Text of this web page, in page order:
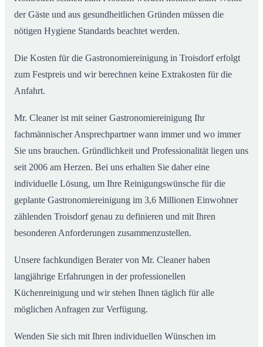
der Gäste und aus gesundheitlichen Gründen müssen die
nötigen Hygiene Standards beachtet werden.
Die Kosten für die Gastronomiereinigung in Troisdorf erfolgt
zum Festpreis und wir berechnen keine Extrakosten für die
Anfahrt.
Mr. Cleaner ist mit seiner Gastronomiereinigung Ihr
fachmännischer Ansprechpartner wann immer und wo immer
Sie uns brauchen. Gründlichkeit und Professionalität liegen uns
seit 2006 am Herzen. Bei uns erhalten Sie daher eine
individuelle Lösung, um Ihre Reinigungswünsche für die
geplante Gastronomiereinigung im 3,6 Millionen Einwohner
zählenden Troisdorf genau zu definieren und mit Ihren
besonderen Anforderungen zusammenzustellen.
Unsere fachkundigen Berater von Mr. Cleaner haben
langjährige Erfahrungen in der professionellen
Küchenreinigung und wir stehen Ihnen täglich für alle
möglichen Anfragen zur Verfügung.
Wenden Sie sich mit Ihren individuellen Wünschen im